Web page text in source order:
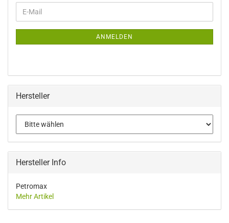
ZUR
E-
Mail
ANMELDEN
Hersteller
Hersteller Info
Petromax
Mehr Artikel